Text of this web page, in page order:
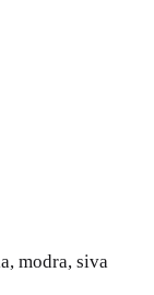
modra, siva